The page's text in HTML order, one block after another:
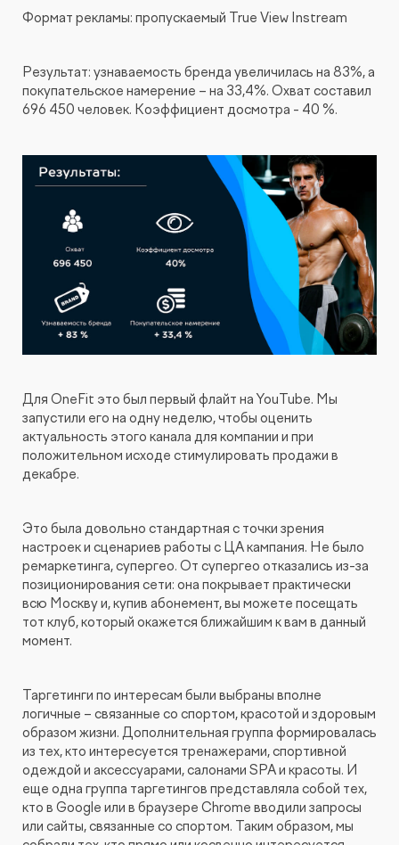
Настройка Битрикс24
Формат рекламы: пропускаемый True View Instream
Результат: узнаваемость бренда увеличилась на 83%, а
покупательское намерение – на 33,4%. Охват составил
696 450 человек. Коэффициент досмотра - 40 %.
Для OneFit это был первый флайт на YouTube. Мы
запустили его на одну неделю, чтобы оценить
актуальность этого канала для компании и при
положительном исходе стимулировать продажи в
декабре.
Это была довольно стандартная с точки зрения
настроек и сценариев работы с ЦА кампания. Не было
ремаркетинга, супергео. От супергео отказались из-за
позиционирования сети: она покрывает практически
всю Москву и, купив абонемент, вы можете посещать
тот клуб, который окажется ближайшим к вам в данный
момент.
Таргетинги по интересам были выбраны вполне
логичные – связанные со спортом, красотой и здоровым
образом жизни. Дополнительная группа формировалась
из тех, кто интересуется тренажерами, спортивной
одеждой и аксессуарами, салонами SPA и красоты. И
еще одна группа таргетингов представляла собой тех,
кто в Google или в браузере Chrome вводили запросы
или сайты, связанные со спортом. Таким образом, мы